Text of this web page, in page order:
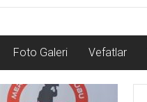
Foto Galeri Vefatlar